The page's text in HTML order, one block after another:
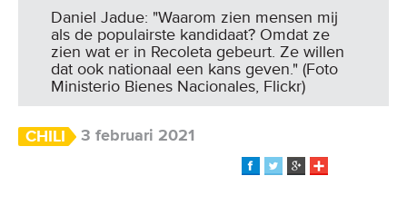
Daniel Jadue: "Waarom zien mensen mij
als de populairste kandidaat? Omdat ze
zien wat er in Recoleta gebeurt. Ze willen
dat ook nationaal een kans geven." (Foto
Ministerio Bienes Nacionales, Flickr)
CHILI 3 februari 2021